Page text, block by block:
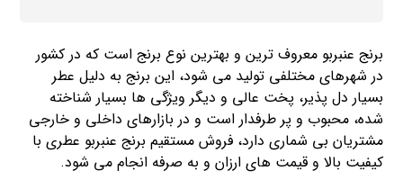
برنج عنبربو معروف ترین و بهترین نوع برنج است که در کشور
در شهرهای مختلفی تولید می شود، این برنج به‌ دلیل عطر
بسیار دل پذیر، پخت عالی و دیگر ویژگی ها بسیار شناخته
شده، محبوب و پر طرفدار است و در بازارهای داخلی و خارجی
مشتریان بی‌ شماری دارد، فروش مستقیم برنج عنبربو عطری با
کیفیت بالا و قیمت های ارزان و به صرفه انجام می شود.